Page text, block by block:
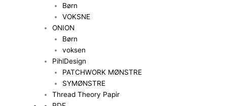
Børn
VOKSNE
ONION
Børn
voksen
PihlDesign
PATCHWORK MØNSTRE
SYMØNSTRE
Thread Theory Papir